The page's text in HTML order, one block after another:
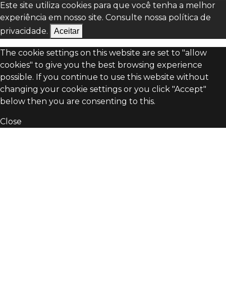
Este site utiliza cookies para que você tenha a melhor
experiência em nosso site. Consulte nossa política de
privacidade.
Aceitar
The cookie settings on this website are set to "allow
cookies" to give you the best browsing experience
possible. If you continue to use this website without
changing your cookie settings or you click "Accept"
below then you are consenting to this.
Close